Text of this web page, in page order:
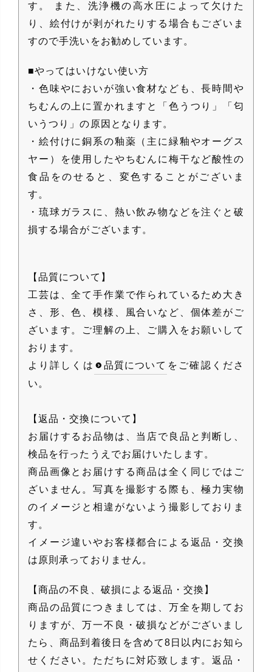
す。 また、洗浄機の高水圧によって欠けた
り、絵付けが剥がれたりする場合もございま
すので手洗いをお勧めしています。
■やってはいけない使い方
・色味やにおいが強い食材なども、長時間や
ちむんの上に置かれますと「色うつり」「匂
いうつり」の原因となります。
・絵付けに銅系の釉薬（主に緑釉やオーグス
ヤー）を使用したやちむんに梅干など酸性の
食品をのせると、変色することがございま
す。
・琉球ガラスに、熱い飲み物などを注ぐと破
損する場合がございます。
【品質について】
工芸は、全て手作業で作られているため大き
さ、形、色、模様、風合いなど、個体差がご
ざいます。ご理解の上、ご購入をお願いして
おります。
より詳しくは
品質について をご確認くださ
い。
【返品・交換について】
お届けするお品物は、当店で良品と判断し、
検品を行ったうえでお届けいたします。
商品画像とお届けする商品は全く同じではご
ざいません。写真を撮影する際も、極力実物
のイメージと相違がないよう撮影しておりま
す。
イメージ違いやお客様都合による返品・交換
は原則承っておりません。
【商品の不良、破損による返品・交換】
商品の品質につきましては、万全を期してお
りますが、万一不良・破損などがございまし
たら、商品到着後日を含めて8日以内にお知ら
せください。ただちに対応致します。返品・